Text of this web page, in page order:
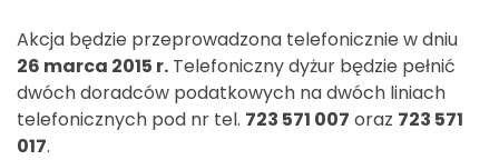
Akcja będzie przeprowadzona telefonicznie w dniu
26 marca 2015 r. Telefoniczny dyżur będzie pełnić
dwóch doradców podatkowych na dwóch liniach
telefonicznych pod nr tel. 723 571 007 oraz 723 571
017.